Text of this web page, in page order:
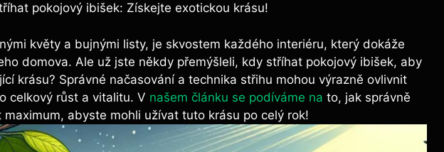
pokojový ibišek: Získejte exotickou krásu!
květy a bujnými listy, je skvostem každého interiéru, který dokáže
domova. Ale už jste někdy přemýšleli, kdy stříhat pokojový ibišek, aby
krásu? Správné načasování a technika střihu mohou výrazně ovlivnit
celkový růst a vitalitu. V našem článku se podíváme na to, jak správně
abyste mohli užívat tuto krásu po celý rok!